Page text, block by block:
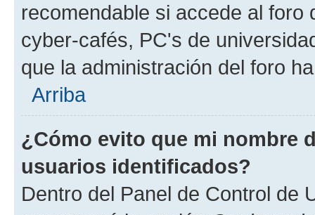
recomendable si accede al foro
cyber-cafés, PC's de
que la administración del foro
Arriba
¿Cómo evito que mi nombre
usuarios identificados?
Dentro del Panel de Control de